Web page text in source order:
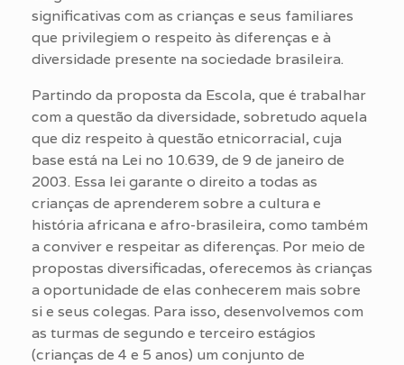
significativas com as crianças e seus familiares
que privilegiem o respeito às diferenças e à
diversidade presente na sociedade brasileira.
Partindo da proposta da Escola, que é trabalhar
com a questão da diversidade, sobretudo aquela
que diz respeito à questão etnicorracial, cuja
base está na Lei no 10.639, de 9 de janeiro de
2003. Essa lei garante o direito a todas as
crianças de aprenderem sobre a cultura e
história africana e afro-brasileira, como também
a conviver e respeitar as diferenças. Por meio de
propostas diversificadas, oferecemos às crianças
a oportunidade de elas conhecerem mais sobre
si e seus colegas. Para isso, desenvolvemos com
as turmas de segundo e terceiro estágios
(crianças de 4 e 5 anos) um conjunto de